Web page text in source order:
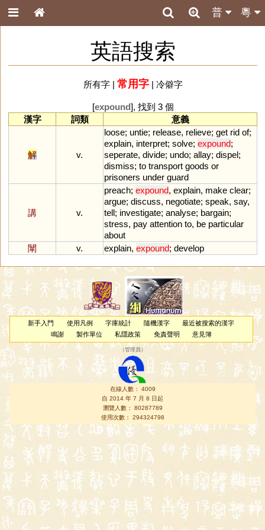
粵
普
英語搜索
所有字| 常用字| 冷僻字
[expound], 找到 3 個
漢字
詞類 意義
解 v.
loose; untie; release, relieve; get rid of;
explain, interpret; solve; expound;
seperate, divide; undo; allay; dispel;
dismiss; to transport goods or
prisoners under guard
講 v.
preach; expound, explain, make clear;
argue; discuss, negotiate; speak, say,
tell; investigate; analyse; bargain;
stress, pay attention to, be particular
about
闡
v. explain, expound; develop
新手入門 使用凡例 字庫統計 隨機漢字
最近被搜索的漢字
鳴謝
製作單位 私隱政策 免責聲明 意見簿
（管理員 ）
在線人數： 4009
自 2014 年 7 月 8 日起
瀏覽人數： 80287789
使用次數： 294324798